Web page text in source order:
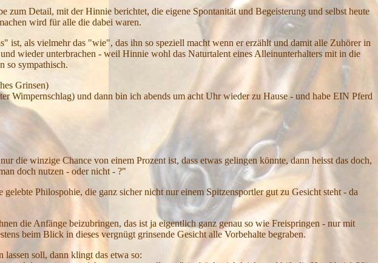
Detail, mit der Hinnie berichtet, die eigene Spontanität und Begeisterung und selbst heute
wird für alle die dabei waren.
als vielmehr das "wie", das ihn so speziell macht wenn er erzählt und damit alle Zuhörer in
wieder unterbrachen - weil Hinnie wohl das Naturtalent eines Alleinunterhalters mit in die
so sympathisch.
Grinsen)
Wimpernschlag) und dann bin ich abends um acht Uhr wieder zu Hause - und habe EIN Pferd
die winzige Chance von einem Prozent ist, dass etwas gelingen könnte, dann heisst das doch,
doch nutzen - oder nicht - ?"
Philospohie, die ganz sicher nicht nur einem Spitzensportler gut zu Gesicht steht - da
die Anfänge beizubringen, das ist ja eigentlich ganz genau so wie Freispringen - nur mit
beim Blick in dieses vergnügt grinsende Gesicht alle Vorbehalte begraben.
soll, dann klingt das etwa so: